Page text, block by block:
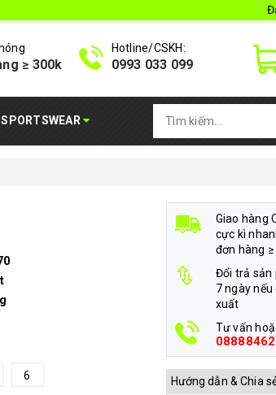
≥ 300k
Hotline/CSKH:
0993 033 099
6
Giao hàng
cực kì
đơn hàng
Đổi trả sản
7 ngày
xuất
Tư vấn
Hướng dẫn & Chia